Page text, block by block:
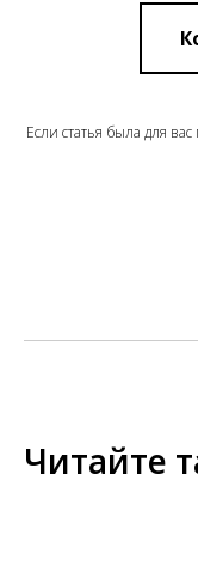
Если статья была для
Читайте